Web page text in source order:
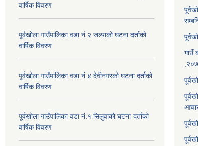
वार्षिक विवरण
पूर्वखोला गाउँपालिका वडा नं.२ जल्पाको घटना दर्ताको
वार्षिक विवरण
पूर्वखोला गाउँपालिका वडा नं.४ देवीनगरको घटना दर्ताको
वार्षिक विवरण
पूर्वखोला गाउँपालिका वडा नं.१ सिलुवाको घटना दर्ताको
वार्षिक विवरण
गाउँ